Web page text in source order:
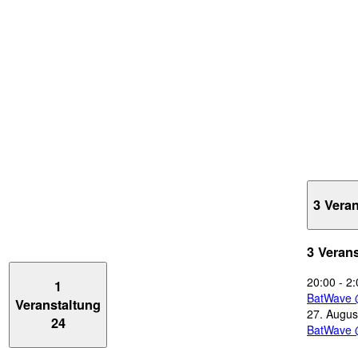
1
Veranstaltung
24
3
3
20:00 -
BatWave
27.
BatWave